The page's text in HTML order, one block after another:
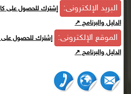
البريد الإلكترونى: إشترك للحصول على
الدليل والبرنامج ↗
الموقع الإلكترونى: إشترك للحصول على
الدليل والبرنامج ↗